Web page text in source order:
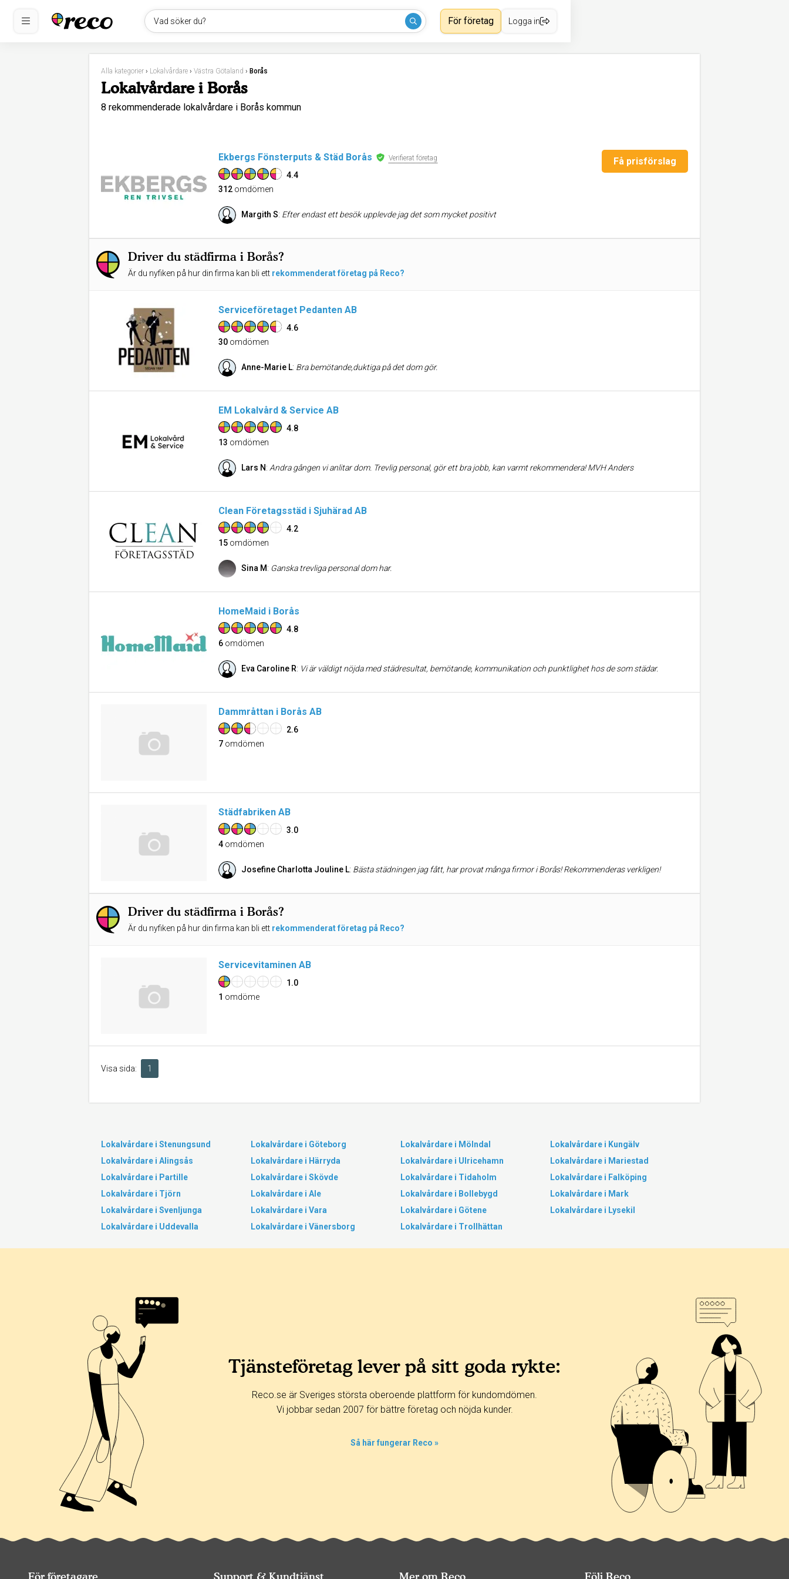
Vad söker du? För företag Logga in
Alla kategorier › Lokalvårdare › Västra Götaland › Borås
Lokalvårdare i Borås
8 rekommenderade lokalvårdare i Borås kommun
Ekbergs Fönsterputs & Städ Borås Verifierat företag
4.4
312 omdömen
Få prisförslag
Margith S: Efter endast ett besök upplevde jag det som mycket positivt
Driver du städfirma i Borås?
Är du nyfiken på hur din firma kan bli ett rekommenderat företag på Reco?
Serviceföretaget Pedanten AB
4.6
30 omdömen
Anne-Marie L: Bra bemötande,duktiga på det dom gör.
EM Lokalvård & Service AB
4.8
13 omdömen
Lars N: Andra gången vi anlitar dom. Trevlig personal, gör ett bra jobb, kan varmt rekommendera! MVH Anders
Clean Företagsstäd i Sjuhärad AB
4.2
15 omdömen
Sina M: Ganska trevliga personal dom har.
HomeMaid i Borås
4.8
6 omdömen
Eva Caroline R: Vi är väldigt nöjda med städresultat, bemötande, kommunikation och punktlighet hos de som städar.
Dammråttan i Borås AB
2.6
7 omdömen
Städfabriken AB
3.0
4 omdömen
Josefine Charlotta Jouline L: Bästa städningen jag fått, har provat många firmor i Borås! Rekommenderas verkligen!
Driver du städfirma i Borås?
Är du nyfiken på hur din firma kan bli ett rekommenderat företag på Reco?
Servicevitaminen AB
1.0
1 omdöme
Visa sida: 1
Lokalvårdare i Stenungsund Lokalvårdare i Göteborg Lokalvårdare i Mölndal
Lokalvårdare i Kungälv
Lokalvårdare i Alingsås
Lokalvårdare i Härryda Lokalvårdare i Ulricehamn
Lokalvårdare i Mariestad
Lokalvårdare i Partille
Lokalvårdare i Skövde Lokalvårdare i Tidaholm
Lokalvårdare i Falköping
Lokalvårdare i Tjörn
Lokalvårdare i Ale Lokalvårdare i Bollebygd
Lokalvårdare i Mark
Lokalvårdare i Svenljunga
Lokalvårdare i Vara Lokalvårdare i Götene
Lokalvårdare i Lysekil
Lokalvårdare i Uddevalla
Lokalvårdare i Vänersborg Lokalvårdare i Trollhättan
Tjänsteföretag lever på sitt goda rykte:
Reco.se är Sveriges största oberoende plattform för kundomdömen.
Vi jobbar sedan 2007 för bättre företag och nöjda kunder.
Så här fungerar Reco »
För företagare Support & Kundtjänst Mer om Reco Följ Reco